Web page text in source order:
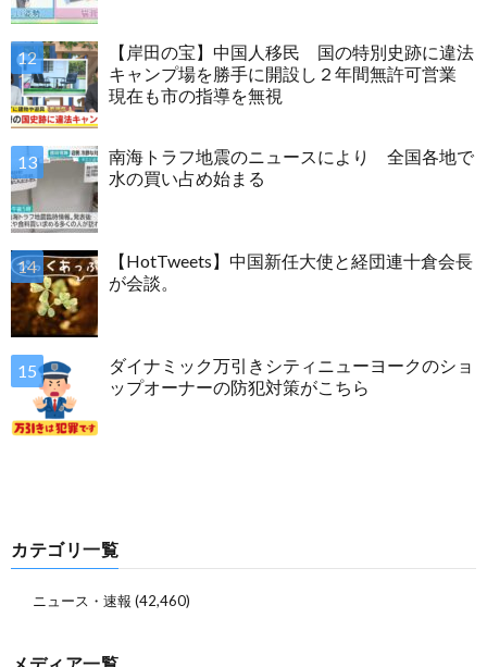
【岸田の宝】中国人移民 国の特別史跡に違法
キャンプ場を勝手に開設し２年間無許可営業
現在も市の指導を無視
南海トラフ地震のニュースにより 全国各地で
水の買い占め始まる
【HotTweets】中国新任大使と経団連十倉会長
が会談。
ダイナミック万引きシティニューヨークのショ
ップオーナーの防犯対策がこちら
カテゴリ一覧
ニュース・速報 (42,460)